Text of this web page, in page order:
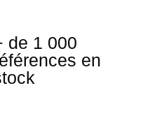
de 1 000
en